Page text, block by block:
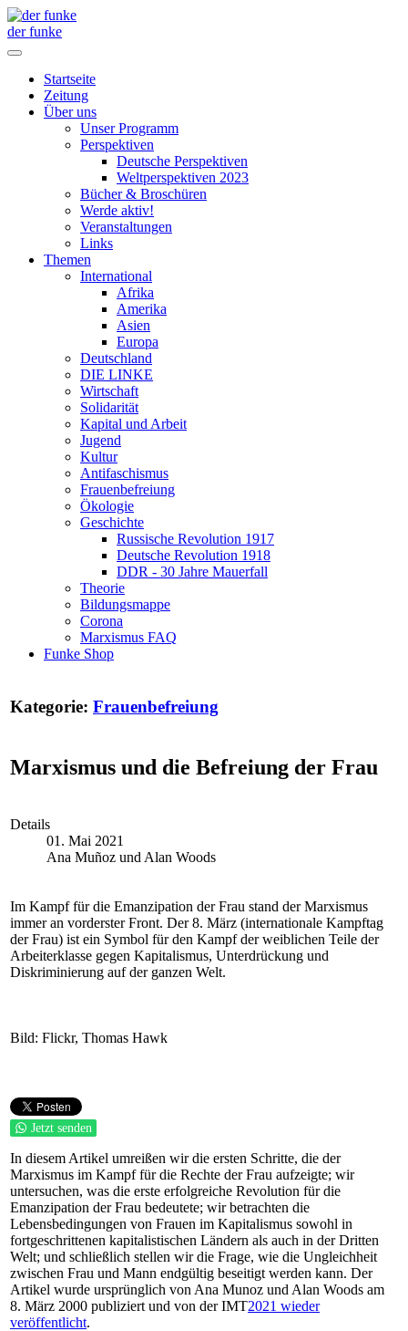
der funke
Startseite
Zeitung
Über uns
Unser Programm
Perspektiven
Deutsche Perspektiven
Weltperspektiven 2023
Bücher & Broschüren
Werde aktiv!
Veranstaltungen
Links
Themen
International
Afrika
Amerika
Asien
Europa
Deutschland
DIE LINKE
Wirtschaft
Solidarität
Kapital und Arbeit
Jugend
Kultur
Antifaschismus
Frauenbefreiung
Ökologie
Geschichte
Russische Revolution 1917
Deutsche Revolution 1918
DDR - 30 Jahre Mauerfall
Theorie
Bildungsmappe
Corona
Marxismus FAQ
Funke Shop
Kategorie: Frauenbefreiung
Marxismus und die Befreiung der Frau
Details
01. Mai 2021
Ana Muñoz und Alan Woods
Im Kampf für die Emanzipation der Frau stand der Marxismus
immer an vorderster Front. Der 8. März (internationale Kampftag
der Frau) ist ein Symbol für den Kampf der weiblichen Teile der
Arbeiterklasse gegen Kapitalismus, Unterdrückung und
Diskriminierung auf der ganzen Welt.
Bild: Flickr, Thomas Hawk
Jetzt senden
In diesem Artikel umreißen wir die ersten Schritte, die der
Marxismus im Kampf für die Rechte der Frau aufzeigte; wir
untersuchen, was die erste erfolgreiche Revolution für die
Emanzipation der Frau bedeutete; wir betrachten die
Lebensbedingungen von Frauen im Kapitalismus sowohl in
fortgeschrittenen kapitalistischen Ländern als auch in der Dritten
Welt; und schließlich stellen wir die Frage, wie die Ungleichheit
zwischen Frau und Mann endgültig beseitigt werden kann. Der
Artikel wurde ursprünglich von Ana Munoz und Alan Woods am
8. März 2000 publiziert und von der IMT2021 wieder
veröffentlicht.